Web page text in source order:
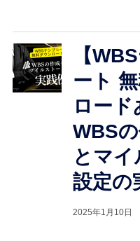
【
ート
ロード
WBS
とマイ
設定の
2025年1月10日